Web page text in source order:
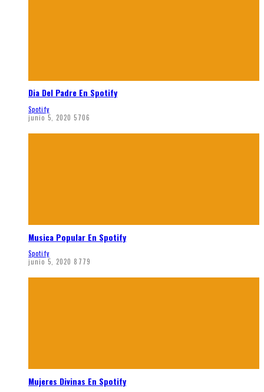
Dia Del Padre En Spotify
Spotify
junio 5, 2020 5706
Musica Popular En Spotify
Spotify
junio 5, 2020 8779
Mujeres Divinas En Spotify